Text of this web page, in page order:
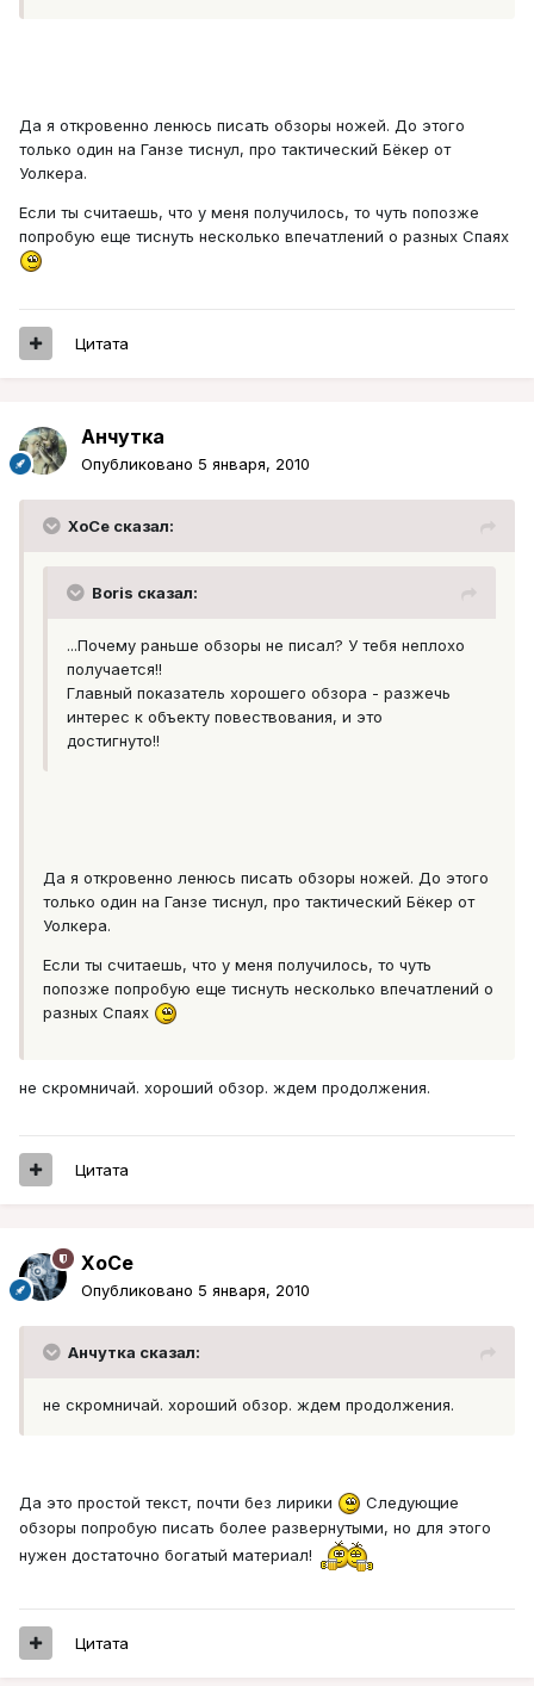
Да я откровенно ленюсь писать обзоры ножей. До этого
только один на Ганзе тиснул, про тактический Бёкер от
Уолкера.
Если ты считаешь, что у меня получилось, то чуть попозже
попробую еще тиснуть несколько впечатлений о разных Спаях
Цитата
Aнчутка
Опубликовано 5 января, 2010
XoCe сказал:
Boris сказал:
...Почему раньше обзоры не писал? У тебя неплохо
получается!!
Главный показатель хорошего обзора - разжечь
интерес к объекту повествования, и это
достигнуто!!
Да я откровенно ленюсь писать обзоры ножей. До этого
только один на Ганзе тиснул, про тактический Бёкер от
Уолкера.
Если ты считаешь, что у меня получилось, то чуть
попозже попробую еще тиснуть несколько впечатлений о
разных Спаях
не скромничай. хороший обзор. ждем продолжения.
Цитата
XoCe
Опубликовано 5 января, 2010
Aнчутка сказал:
не скромничай. хороший обзор. ждем продолжения.
Да это простой текст, почти без лирики
Следующие
обзоры попробую писать более развернутыми, но для этого
нужен достаточно богатый материал!
Цитата